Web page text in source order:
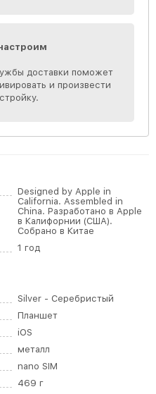
доставки поможет
и произвести
Designed by Apple in
California. Assembled in
China. Разработано в Apple
в Калифорнии (США).
Собрано в Китае
1 год
Silver - Серебристый
Планшет
iOS
металл
nano SIM
469 г